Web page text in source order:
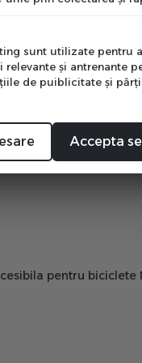
pentru
sunt utilizate pentru
relevante şi antrenante
de puiblicitate şi
Accepta
Mă abonez